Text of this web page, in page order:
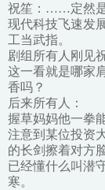
祝笙：……定然是
现代科技飞速发
工当武指。
剧组所有人刚见
这一看就是哪家
香吗？
后来所有人：
握草妈妈他一拳
注意到某位投资
的长剑擦着对方
已经懂什么叫潜
寒。